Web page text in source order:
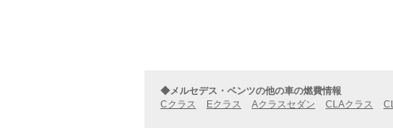
◆メルセデス・ベンツの他の車の燃費情報
Cクラス
Eクラス Aクラスセダン CLAクラス